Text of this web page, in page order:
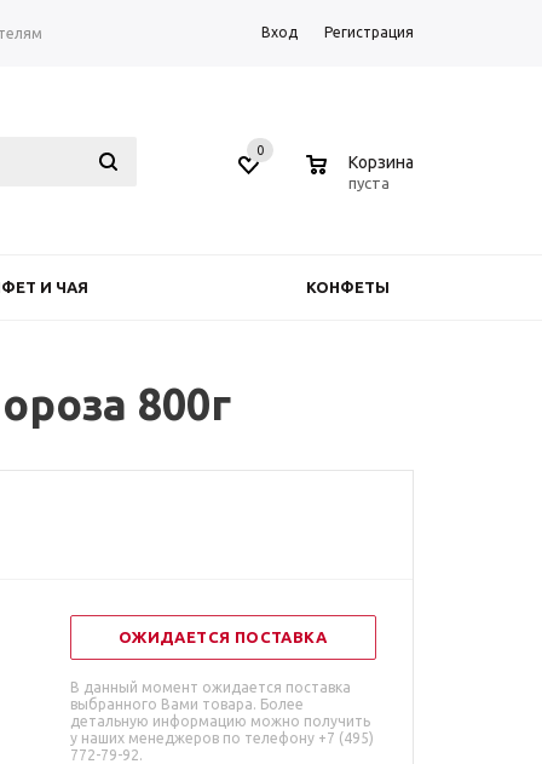
Вход Регистрация
0
Корзина
пуста
И ЧАЯ КОНФЕТЫ
800г
ОЖИДАЕТСЯ ПОСТАВКА
В данный момент ожидается поставка
выбранного Вами товара. Более
детальную информацию можно получить
у наших менеджеров по телефону +7 (495)
772-79-92.